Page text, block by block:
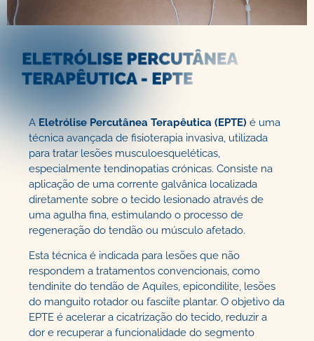
A Eletrólise Percutânea Terapêutica (EPTE) é uma
técnica avançada de fisioterapia invasiva, utilizada
para tratar lesões musculoesqueléticas,
especialmente tendinopatias crónicas. Consiste na
aplicação de uma corrente galvânica localizada
diretamente sobre o tecido lesionado através de
uma agulha fina, estimulando o processo de
regeneração do tendão ou músculo afetado.
Esta técnica é indicada para lesões que não
respondem a tratamentos convencionais, como
tendinite do tendão de Aquiles, epicondilite, lesões
do manguito rotador ou fasciíte plantar. O objetivo da
EPTE é acelerar a cicatrização do tecido, reduzir a
dor e recuperar a funcionalidade do segmento